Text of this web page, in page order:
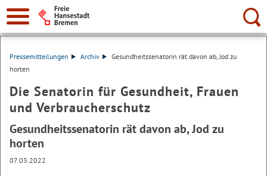
Suche:
Pressemitteilungen Archiv
Gesundheitssenatorin rät davon ab, Jod zu
horten
Die Senatorin für Gesundheit, Frauen
und Verbraucherschutz
Gesundheitssenatorin rät davon ab, Jod zu
horten
07.03.2022